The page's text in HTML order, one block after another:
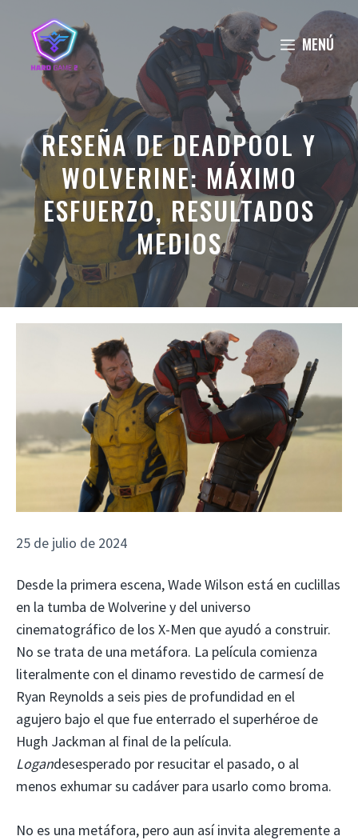
contenido
MENÚ
RESEÑA DE DEADPOOL Y
WOLVERINE: MÁXIMO
ESFUERZO, RESULTADOS
MEDIOS
25 de julio de 2024
Desde la primera escena, Wade Wilson está en cuclillas
en la tumba de Wolverine y del universo
cinematográfico de los X-Men que ayudó a construir.
No se trata de una metáfora. La película comienza
literalmente con el dinamo revestido de carmesí de
Ryan Reynolds a seis pies de profundidad en el
agujero bajo el que fue enterrado el superhéroe de
Hugh Jackman al final de la película.
Logandesesperado por resucitar el pasado, o al
menos exhumar su cadáver para usarlo como broma.
No es una metáfora, pero aun así invita alegremente a